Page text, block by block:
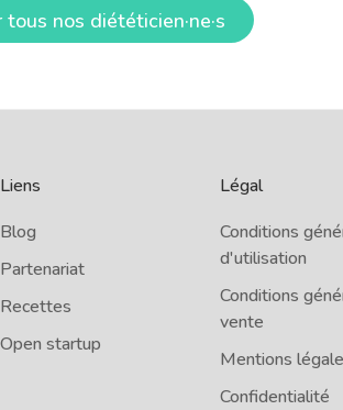
tous nos diététicien·ne·s
Liens
Blog
Partenariat
Recettes
Open startup
Légal
Conditions
d'utilisation
Conditions
vente
Mentions
Confidentialité